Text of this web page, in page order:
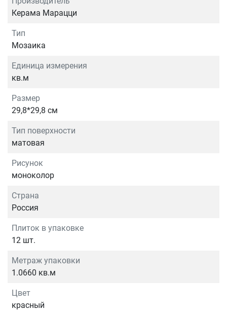
Керама Марацци
Тип
Мозаика
Единица измерения
кв.м
Размер
29,8*29,8 см
Тип поверхности
матовая
Рисунок
моноколор
Страна
Россия
Плиток в упаковке
12 шт.
Метраж упаковки
1.0660 кв.м
Цвет
красный